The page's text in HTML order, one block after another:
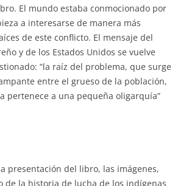
El mundo estaba conmocionado por
a interesarse de manera más
de este conflicto. El mensaje del
y de los Estados Unidos se vuelve
“la raíz del problema, que surge
entre el grueso de la población,
pertenece a una pequeña oligarquía”
presentación del libro, las imágenes,
de la historia de lucha de los indígenas